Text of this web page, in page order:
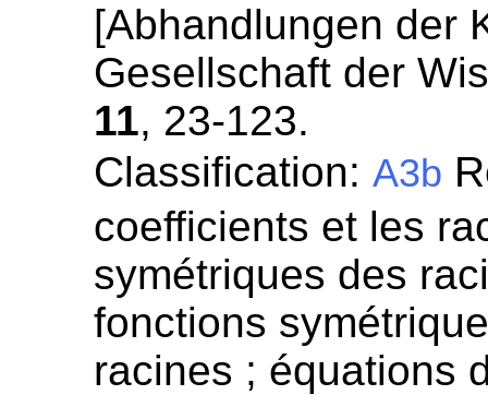
[Abhandlungen der
Gesellschaft der
11, 23-123.
Classification:A3b
coefficients et les
symétriques des
fonctions
racines ; équations